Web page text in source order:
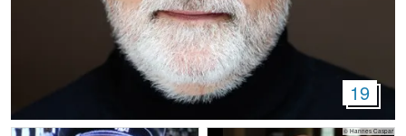
19
© Hannes Caspar